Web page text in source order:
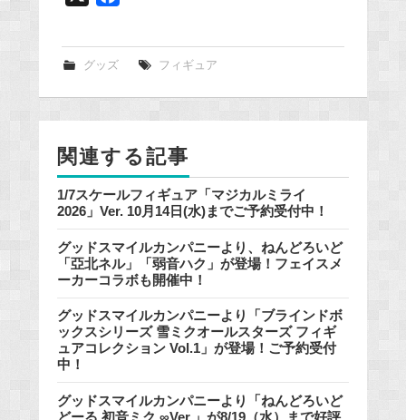
k
グッズ フィギュア
関連する記事
1/7スケールフィギュア「マジカルミライ
2026」Ver. 10月14日(水)までご予約受付中！
グッドスマイルカンパニーより、ねんどろいど
「亞北ネル」「弱音ハク」が登場！フェイスメ
ーカーコラボも開催中！
グッドスマイルカンパニーより「ブラインドボ
ックスシリーズ 雪ミクオールスターズ フィギ
ュアコレクション Vol.1」が登場！ご予約受付
中！
グッドスマイルカンパニーより「ねんどろいど
どーる 初音ミク ∞Ver.」が8/19（水）まで好評